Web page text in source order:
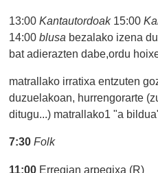
13:00Kantautordoak15:00
14:00blusa bezalako izena
bat adierazten dabe,ordu
matrallako irratixa entzuten
duzuelakoan, hurrengorarte
ditugu...) matrallako1 "a
7:30 Folk
11:00 Erregian arpegixa (R)